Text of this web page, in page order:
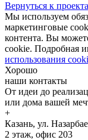
Вернуться к
Мы используем
маркетинговые
контента. Вы
cookie. Подробная
использования
Хорошо
наши контакты
От идеи до
или дома вашей
+
Казань, ул.
2 этаж, офис 203